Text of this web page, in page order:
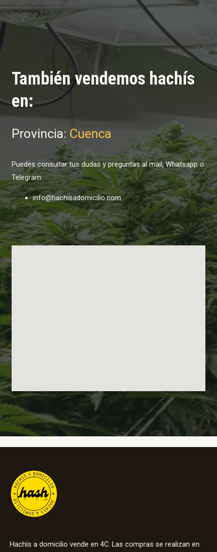
También vendemos hachís
en:
Provincia: Cuenca
Puedes consultar tus dudas y preguntas al mail, Whatsapp o
Telegram:
info@hachisadomicilio.com
Hachís a domicilio vende en 4C. Las compras se realizan en